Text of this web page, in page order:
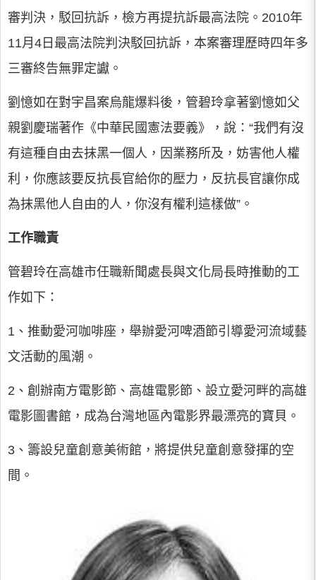
審判決，駁回抗訴，檢方再提抗訴最高法院。2010年
11月4日最高法院判決駁回抗訴，本案審理歷時四年多
三審終告無罪定讞。
劉憶如在對宇昌案烏龍爆料後，管碧玲拿著劉憶如父
親劉慶瑞著作《中華民國憲法要義》，說：“我們有沒
有這種自由去抹黑一個人，因業務所及，妨害他人權
利，你應該要反抗長官給你的壓力，反抗長官讓你成
為抹黑他人自由的人，你沒有權利這樣做”。
工作職責
管碧玲在高雄市任職新聞處長與文化局長時推動的工
作如下：
1、推動愛河咖啡座，舉辦愛河啤酒節引導愛河流域藝
文活動的風潮。
2、創辦南方電影節、高雄電影節、設立愛河畔的高雄
電影圖書館，成為台灣地區內電影界最漂亮的寶貝。
3、籌設兒童創意美術館，將提供兒童創意發揮的空
間。